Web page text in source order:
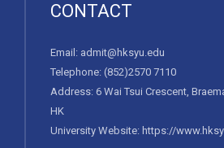
CONTACT
Email: admit@hksyu.edu
Telephone: (852)2570 7110
Address: 6 Wai Tsui Crescent,
HK
University Website: https://